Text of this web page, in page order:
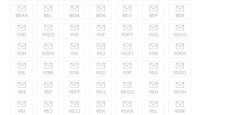
85KK 85L 85M 85N 85O 85P 85R
90D 90DD 90E 90F 90FF 90G 90GG
90H 90HH 90I 90J 90JJ 90K 90KK
90L 90M 90N 90O 90P 95D 95DD
95E 95F 95FF 95G 95GG 95H 95HH
95I 95J 95JJ 95K 95KK 95L 95M